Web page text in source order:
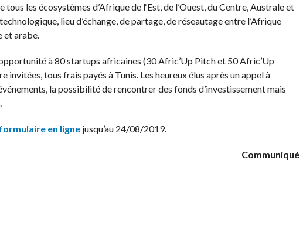
tous les écosystèmes d’Afrique de l‘Est, de l’Ouest, du Centre, Australe et
lieu d’échange, de partage, de réseautage entre l’Afrique
et arabe.
à 80 startups africaines (30 Afric’Up Pitch et 50 Afric’Up
invitées, tous frais payés à Tunis. Les heureux élus après un appel à
la possibilité de rencontrer des fonds d’investissement mais
en lignejusqu’au 24/08/2019.
Communiqué